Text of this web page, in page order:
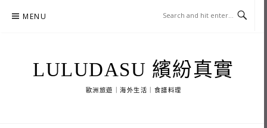
MENU
LULUDASU 繽紛真實
歐洲旅遊｜海外生活｜食譜料理